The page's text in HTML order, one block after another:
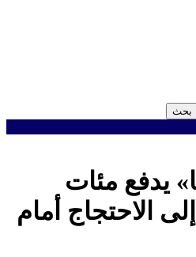
يدفع مئات
الاحتجاج أمام